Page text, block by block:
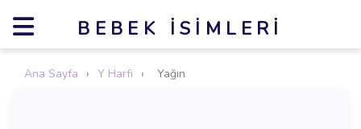
BEBEK İSIMLERI
Ana Sayfa › Y Harfi › Yağın